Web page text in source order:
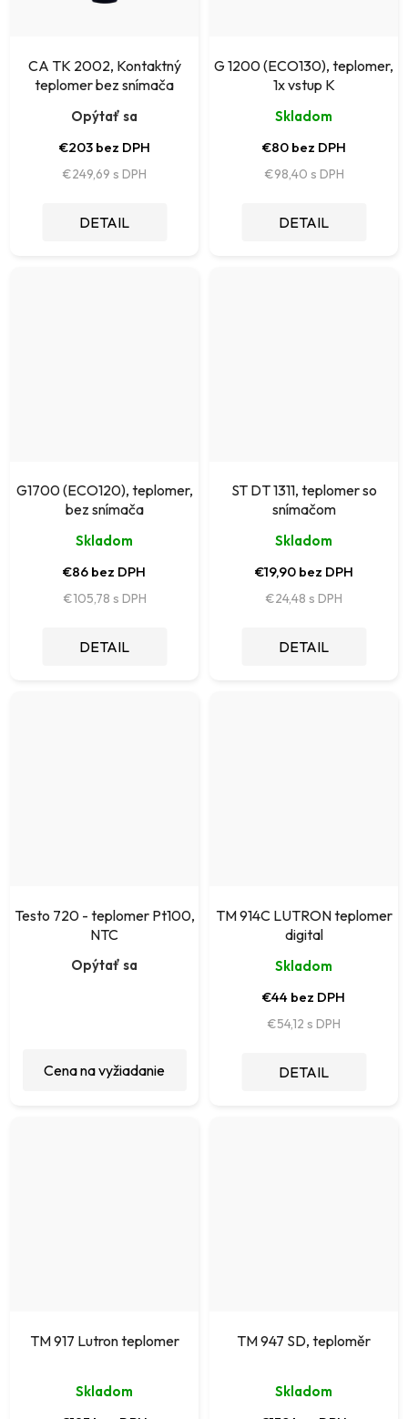
CA TK 2002, Kontaktný
teplomer bez snímača
Opýtať sa
€203 bez DPH
€249,69
DETAIL
G 1200 (ECO130), teplomer,
1x vstup K
Skladom
€80 bez DPH
€98,40
DETAIL
G1700 (ECO120), teplomer,
bez snímača
Skladom
€86 bez DPH
€105,78
DETAIL
ST DT 1311, teplomer so
snímačom
Skladom
€19,90 bez DPH
€24,48
DETAIL
Testo 720 - teplomer Pt100,
NTC
Opýtať sa
Cena na vyžiadanie
TM 914C LUTRON teplomer
digital
Skladom
€44 bez DPH
€54,12
DETAIL
TM 917 Lutron teplomer
Skladom
TM 947 SD, teploměr
Skladom